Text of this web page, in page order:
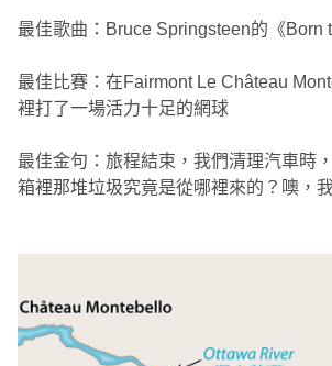
最佳歌曲：Bruce Springsteen的《Born
最佳比賽：在Fairmont Le Château
裡打了一場活力十足的網球
最佳金句：旅程結束，我們清理汽車時
箱裡那堆垃圾究竟是從哪裡來的？噢，我